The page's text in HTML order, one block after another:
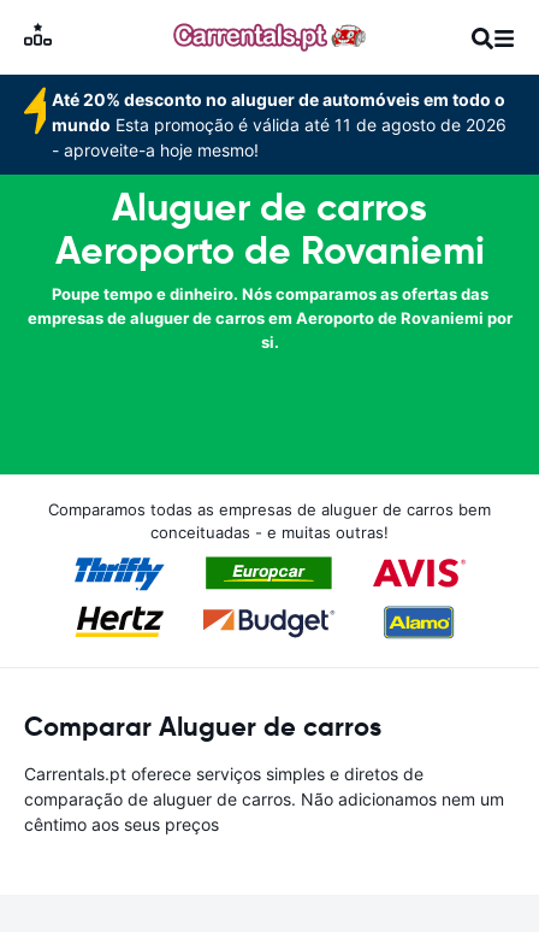
Até 20% desconto no aluguer de automóveis em todo o
mundo Esta promoção é válida até 11 de agosto de 2026
- aproveite-a hoje mesmo!
Aluguer de carros
Aeroporto de Rovaniemi
Poupe tempo e dinheiro. Nós comparamos as ofertas das
empresas de aluguer de carros em Aeroporto de Rovaniemi por
si.
Comparamos todas as empresas de aluguer de carros bem
conceituadas - e muitas outras!
Comparar Aluguer de carros
Carrentals.pt oferece serviços simples e diretos de
comparação de aluguer de carros. Não adicionamos nem um
cêntimo aos seus preços